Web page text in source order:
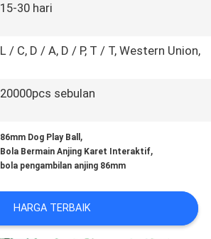
15-30 hari
L / C, D / A, D / P, T / T, Western Union,
20000pcs sebulan
86mm Dog Play Ball ,
Bola Bermain Anjing Karet Interaktif,
bola pengambilan anjing 86mm
HARGA TERBAIK